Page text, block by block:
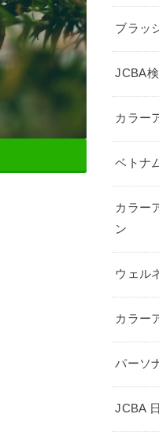
ブラッ
JCBA
カラー
ベトナ
カラー
ン
ウェル
カラー
パーソ
JCBA